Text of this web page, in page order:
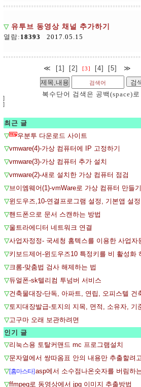
▽ 유투브 동영상 채널 추가하기
열람: 18393 2017.05.15
≪ [1] [2] [3] [4] [5] ≫
복수단어 검색은 공백(space)
]
]
최근 글
▽
우분투 다운로드 사이트
▽vmware(4)-가상 컴퓨터에 IP 고정하기
▽vmware(3)-가상 컴퓨터 추가 설치
▽vmware(2)-새로 설치한 가상 컴퓨터 점검
▽브이엠웨어(1)-vmWare로 가상 컴퓨터 만들기
▽윈도우즈,10-연결프로그램 설정, 기본앱 설
▽핸드폰으로 문서 스캔하는 방법
▽울트라에디터 네트워크 연결
▽사업자정정- 국세청 홈텍스를 이용한 사업
▽키보드제어-윈도우즈10 특정키를 비 활성화
▽크롬-맞춤법 검사 해제하는 법
▽듀얼폰-sk텔리컴 투넘버 서비스
▽건축물대장-단독, 아파트, 연립, 오피스텔 건
▽토지대장발급-토지의 지목, 면적, 소유자, 기
▽고구마 오래 보관하려면
인기 글
▽리눅스용 토탈커맨드 mc 프로그램설치
▽문자열에서 쌍따옴표 안의 내용만 추출할려
▽[홈마스타]asp에서 소수점나온숫자를 버림하
▽ffmpeg로 동영상에서 jpg 이미지 추출방법